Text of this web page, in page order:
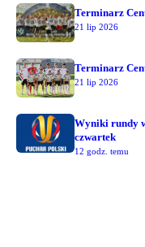
Terminarz
21 lip 2026
Terminarz
21 lip 2026
Wyniki rundy
czwartek
12 godz. temu